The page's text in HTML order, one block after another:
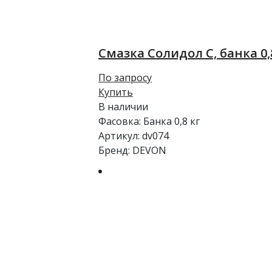
Смазка Солидол С, банка
По запросу
Купить
В наличии
Фасовка: Банка 0,8 кг
Артикул: dv074
Бренд: DEVON